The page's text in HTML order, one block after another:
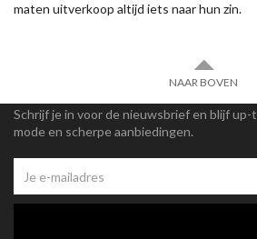
maten uitverkoop altijd iets naar hun zin.
NAAR BOVEN
Schrijf je in voor de nieuwsbrief en blijf
mode en scherpe aanbiedingen.